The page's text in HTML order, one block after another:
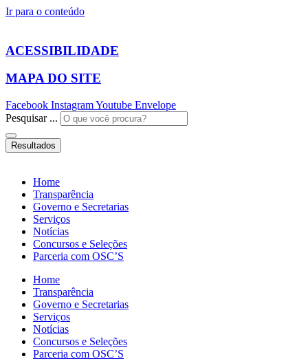
Ir para o conteúdo
ACESSIBILIDADE
MAPA DO SITE
Facebook InstagramYoutube Envelope
Pesquisar ...
Resultados
Home
Transparência
Governo e Secretarias
Serviços
Notícias
Concursos e Seleções
Parceria com OSC’S
Home
Transparência
Governo e Secretarias
Serviços
Notícias
Concursos e Seleções
Parceria com OSC’S